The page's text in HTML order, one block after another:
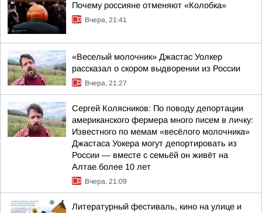
Почему россияне отменяют «Колобка»
Вчера, 21:41
«Веселый молочник» Джастас Уолкер
рассказал о скором выдворении из России
Вчера, 21:27
Сергей Колясников: По поводу депортации
американского фермера много писем в личку:
Известного по мемам «весёлого молочника»
Джастаса Уокера могут депортировать из
России — вместе с семьёй он живёт на
Алтае более 10 лет
Вчера, 21:09
Литературный фестиваль, кино на улице и